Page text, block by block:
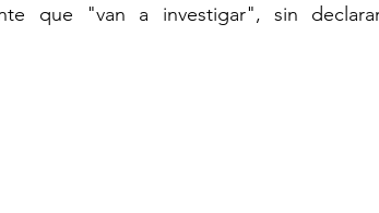
que "van a investigar", sin